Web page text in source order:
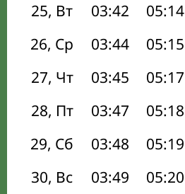
25, Вт
03:42 05:14
26, Ср
03:44 05:15
27, Чт
03:45 05:17
28, Пт
03:47 05:18
29, Сб
03:48 05:19
30, Вс
03:49 05:20